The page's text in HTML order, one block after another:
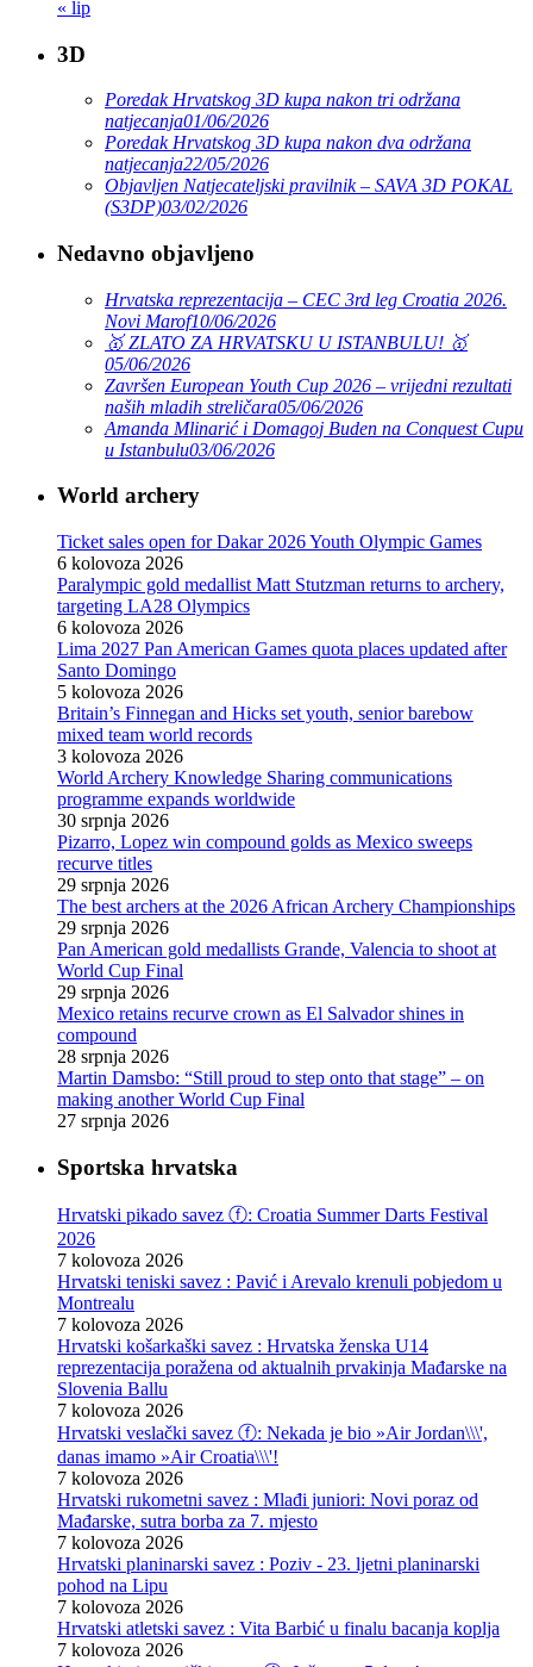
« lip
3D
Poredak Hrvatskog 3D kupa nakon tri održana
natjecanja01/06/2026
Poredak Hrvatskog 3D kupa nakon dva održana
natjecanja22/05/2026
Objavljen Natjecateljski pravilnik – SAVA 3D POKAL
(S3DP)03/02/2026
Nedavno objavljeno
Hrvatska reprezentacija – CEC 3rd leg Croatia 2026.
Novi Marof10/06/2026
🥇 ZLATO ZA HRVATSKU U ISTANBULU! 🥇
05/06/2026
Završen European Youth Cup 2026 – vrijedni rezultati
naših mladih streličara05/06/2026
Amanda Mlinarić i Domagoj Buden na Conquest Cupu
u Istanbulu03/06/2026
World archery
Ticket sales open for Dakar 2026 Youth Olympic Games
6 kolovoza 2026
Paralympic gold medallist Matt Stutzman returns to archery,
targeting LA28 Olympics
6 kolovoza 2026
Lima 2027 Pan American Games quota places updated after
Santo Domingo
5 kolovoza 2026
Britain’s Finnegan and Hicks set youth, senior barebow
mixed team world records
3 kolovoza 2026
World Archery Knowledge Sharing communications
programme expands worldwide
30 srpnja 2026
Pizarro, Lopez win compound golds as Mexico sweeps
recurve titles
29 srpnja 2026
The best archers at the 2026 African Archery Championships
29 srpnja 2026
Pan American gold medallists Grande, Valencia to shoot at
World Cup Final
29 srpnja 2026
Mexico retains recurve crown as El Salvador shines in
compound
28 srpnja 2026
Martin Damsbo: “Still proud to step onto that stage” – on
making another World Cup Final
27 srpnja 2026
Sportska hrvatska
Hrvatski pikado savez ⓕ: Croatia Summer Darts Festival
2026
7 kolovoza 2026
Hrvatski teniski savez : Pavić i Arevalo krenuli pobjedom u
Montrealu
7 kolovoza 2026
Hrvatski košarkaški savez : Hrvatska ženska U14
reprezentacija poražena od aktualnih prvakinja Mađarske na
Slovenia Ballu
7 kolovoza 2026
Hrvatski veslački savez ⓕ: Nekada je bio »Air Jordan\\\',
danas imamo »Air Croatia\\\'!
7 kolovoza 2026
Hrvatski rukometni savez : Mlađi juniori: Novi poraz od
Mađarske, sutra borba za 7. mjesto
7 kolovoza 2026
Hrvatski planinarski savez : Poziv - 23. ljetni planinarski
pohod na Lipu
7 kolovoza 2026
Hrvatski atletski savez : Vita Barbić u finalu bacanja koplja
7 kolovoza 2026